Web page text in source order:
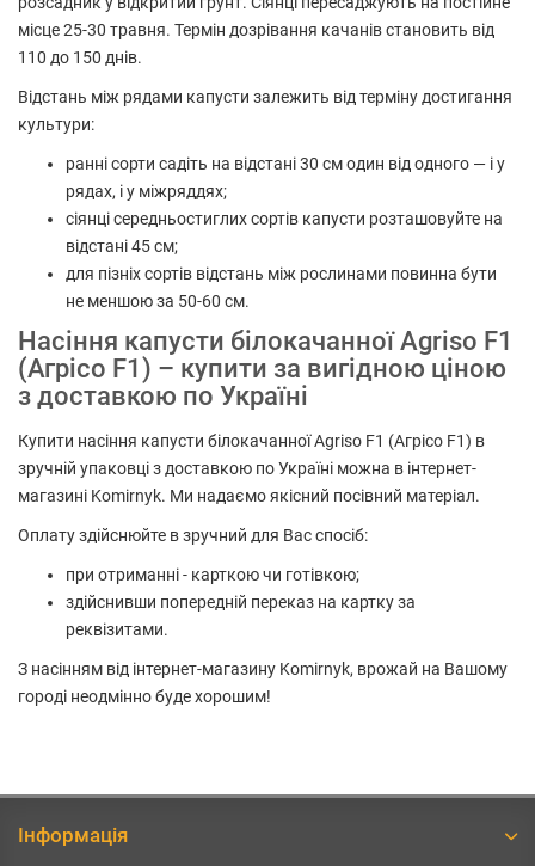
місце 25-30 травня. Термін дозрівання качанів становить від
110 до 150 днів.
Відстань між рядами капусти залежить від терміну достигання
культури:
ранні сорти садіть на відстані 30 см один від одного — і у
рядах, і у міжряддях;
сіянці середньостиглих сортів капусти розташовуйте на
відстані 45 см;
для пізніх сортів відстань між рослинами повинна бути
не меншою за 50-60 см.
Насіння капусти білокачанної Agriso F1
(Агрісо F1) – купити за вигідною ціною
з доставкою по Україні
Купити насіння капусти білокачанної Agriso F1 (Агрісо F1) в
зручній упаковці з доставкою по Україні можна в інтернет-
магазині Komirnyk. Ми надаємо якісний посівний матеріал.
Оплату здійснюйте в зручний для Вас спосіб:
при отриманні - карткою чи готівкою;
здійснивши попередній переказ на картку за
реквізитами.
З насінням від інтернет-магазину Komirnyk, врожай на Вашому
городі неодмінно буде хорошим!
Інформація